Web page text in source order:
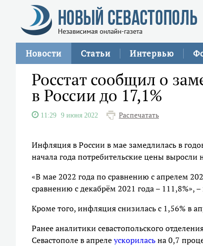
Новости Статьи Интервью
Росстат сообщил о
в России до 17,1%
11:29 9 июня 2022 Распечатать
Инфляция в России в мае замедлилась в
начала года потребительские цены
«В мае 2022 года по сравнению с апрелем
сравнению с декабрём 2021 года – 111,8%», –
Кроме того, инфляция снизилась с 1,56% в
Ранее аналитики севастопольского
Севастополе в апрелеускориласьна 0,7